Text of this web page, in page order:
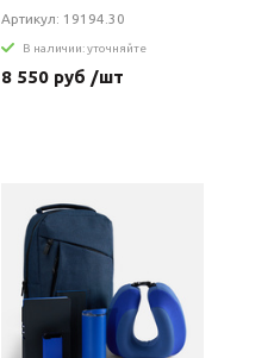
Артикул: 19194.30
В наличии: уточняйте
8 550 руб /шт